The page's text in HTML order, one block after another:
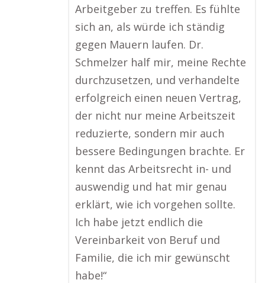
Arbeitgeber zu treffen. Es fühlte
sich an, als würde ich ständig
gegen Mauern laufen. Dr.
Schmelzer half mir, meine Rechte
durchzusetzen, und verhandelte
erfolgreich einen neuen Vertrag,
der nicht nur meine Arbeitszeit
reduzierte, sondern mir auch
bessere Bedingungen brachte. Er
kennt das Arbeitsrecht in- und
auswendig und hat mir genau
erklärt, wie ich vorgehen sollte.
Ich habe jetzt endlich die
Vereinbarkeit von Beruf und
Familie, die ich mir gewünscht
habe!“